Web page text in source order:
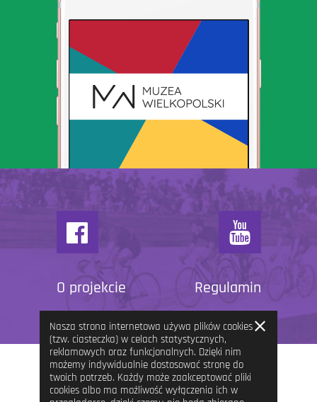
O projekcie Regulamin
Nasza strona internetowa używa plików cookies
(tzw. ciasteczka) w celach statystycznych,
reklamowych oraz funkcjonalnych. Dzięki nim
możemy indywidualnie dostosować stronę do
twoich potrzeb. Każdy może zaakceptować pliki
cookies albo ma możliwość wyłączenia ich w